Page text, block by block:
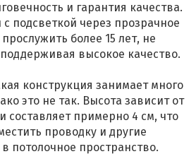
и гарантия качества.
подсветкой через прозрачное
более 15 лет, не
высокое качество.
конструкция занимает много
это не так. Высота зависит от
примерно 4 см, что
проводку и другие
потолочное пространство.